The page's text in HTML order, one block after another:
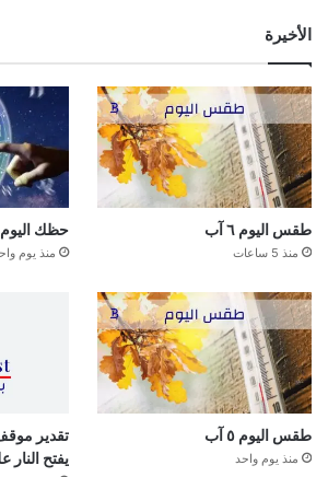
الأخيرة
طقس اليوم ٦ آب
منذ 5 ساعات
حظك اليوم ٥ آب
منذ يوم
طقس اليوم ٥ آب
منذ يوم واحد
تقدير
يفتح